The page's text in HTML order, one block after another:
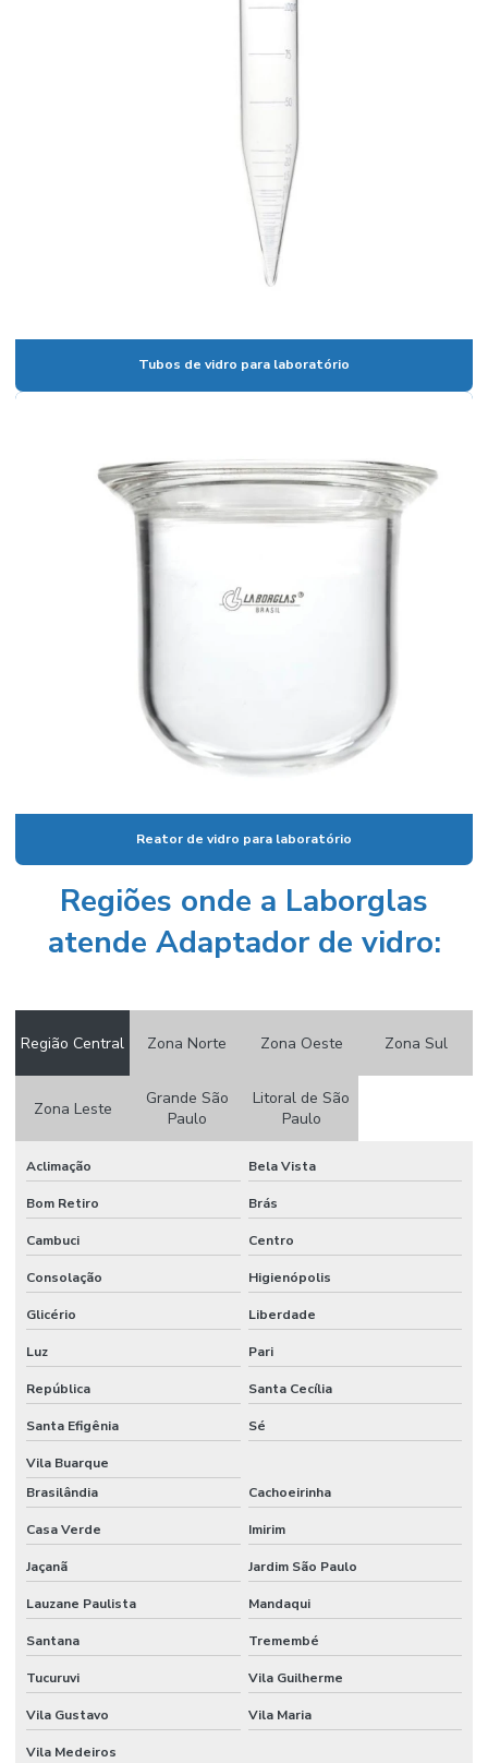
Cadinho de porcelana temperatura máxima
Calibração de vidrarias rbc
Câmara climática para estudo de estabilidade
Câmara fotoestabilidade
Câmaras climáticas
Condensador para laboratório
Condutivimetro de bancada
Condutivimetro portátil preço
Cone imhoff graduado
Cone imhoff graduado em vidro
Conjunto de filtração a vácuo
Conserto de vidraria de laboratório
Consumíveis icp
Consumíveis para laboratório
Controlador de vácuo
Copo becker graduado
Copo becker de vidro
Copo becker vidro graduado
Cuba para cromatografia
Cuba para dissolutor
Datalogger
Dessecador a vácuo
Destilador de nitrogênio
Destilador de nitrogênio preço
Tubos de vidro para laboratório
Reator de vidro para laboratório
Regiões onde a Laborglas
atende Adaptador de vidro:
Região Central Zona Norte Zona Oeste Zona Sul
Zona Leste
Grande São
Paulo
Litoral de São
Paulo
Aclimação Bela Vista
Bom Retiro Brás
Cambuci Centro
Consolação Higienópolis
Glicério Liberdade
Luz Pari
República Santa Cecília
Santa Efigênia Sé
Vila Buarque
Brasilândia
Cachoeirinha
Casa Verde Imirim
Jaçanã Jardim São Paulo
Lauzane Paulista Mandaqui
Santana Tremembé
Tucuruvi Vila Guilherme
Vila Gustavo Vila Maria
Vila Medeiros